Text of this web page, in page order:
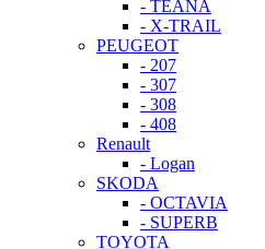
- TEANA
- X-TRAIL
PEUGEOT
- 207
- 307
- 308
- 408
Renault
- Logan
SKODA
- OCTAVIA
- SUPERB
TOYOTA